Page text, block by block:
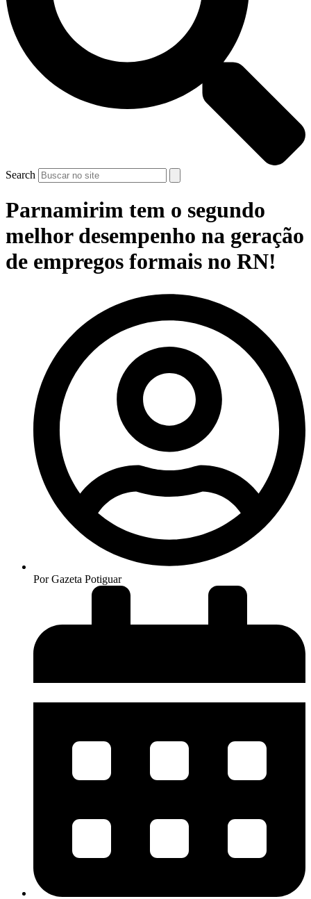
Search
Parnamirim tem o segundo
melhor desempenho na geração
de empregos formais no RN!
PorGazeta Potiguar